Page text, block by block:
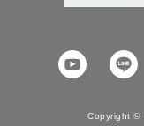
Copyright©